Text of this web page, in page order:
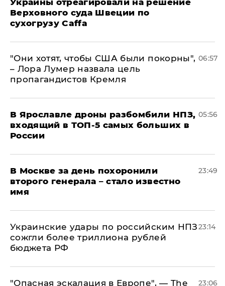
Верховного суда Швеции по
сухогрузу Caffa
"Они хотят, чтобы США были покорны",
– Лора Лумер назвала цель
пропагандистов Кремля
06:57
В Ярославле дроны разбомбили НПЗ,
входящий в ТОП-5 самых больших в
России
05:56
В Москве за день похоронили
второго генерала – стало известно
имя
23:49
Украинские удары по российским НПЗ
сожгли более триллиона рублей
бюджета РФ
23:14
"Опасная эскалация в Европе", — The
23:06